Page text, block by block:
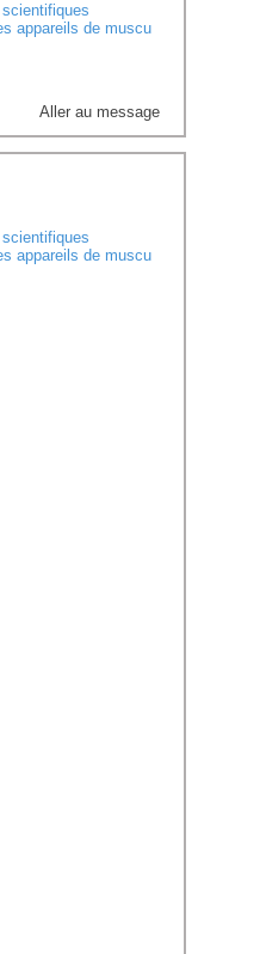
appareils de muscu
Aller au message
appareils de muscu